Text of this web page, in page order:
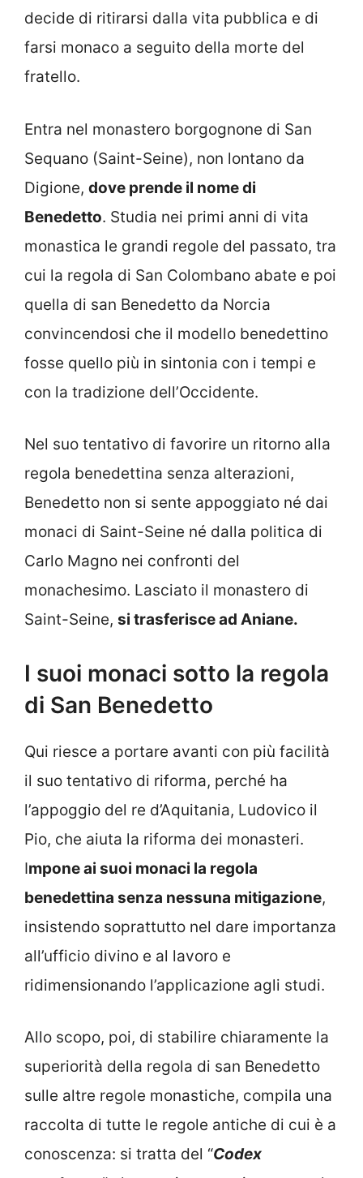
decide di ritirarsi dalla vita pubblica e di
farsi monaco a seguito della morte del
fratello.
Entra nel monastero borgognone di San
Sequano (Saint-Seine), non lontano da
Digione, dove prende il nome di
Benedetto. Studia nei primi anni di vita
monastica le grandi regole del passato, tra
cui la regola di San Colombano abate e poi
quella di san Benedetto da Norcia
convincendosi che il modello benedettino
fosse quello più in sintonia con i tempi e
con la tradizione dell’Occidente.
Nel suo tentativo di favorire un ritorno alla
regola benedettina senza alterazioni,
Benedetto non si sente appoggiato né dai
monaci di Saint-Seine né dalla politica di
Carlo Magno nei confronti del
monachesimo. Lasciato il monastero di
Saint-Seine, si trasferisce ad Aniane.
I suoi monaci sotto la regola
di San Benedetto
Qui riesce a portare avanti con più facilità
il suo tentativo di riforma, perché ha
l’appoggio del re d’Aquitania, Ludovico il
Pio, che aiuta la riforma dei monasteri.
Impone ai suoi monaci la regola
benedettina senza nessuna mitigazione,
insistendo soprattutto nel dare importanza
all’ufficio divino e al lavoro e
ridimensionando l’applicazione agli studi.
Allo scopo, poi, di stabilire chiaramente la
superiorità della regola di san Benedetto
sulle altre regole monastiche, compila una
raccolta di tutte le regole antiche di cui è a
conoscenza: si tratta del “Codex